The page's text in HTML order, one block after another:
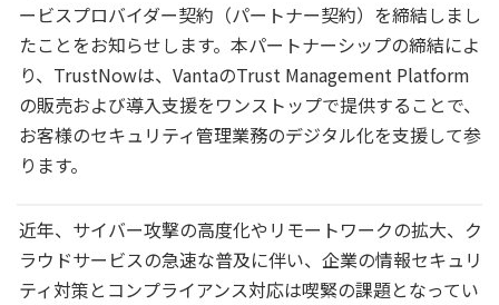
ービスプロバイダー契約（パートナー契約）を締結しまし
たことをお知らせします。本パートナーシップの締結によ
り、TrustNowは、VantaのTrust Management Platform
の販売および導入支援をワンストップで提供することで、
お客様のセキュリティ管理業務のデジタル化を支援して参
ります。
近年、サイバー攻撃の高度化やリモートワークの拡大、ク
ラウドサービスの急速な普及に伴い、企業の情報セキュリ
ティ対策とコンプライアンス対応は喫緊の課題となってい